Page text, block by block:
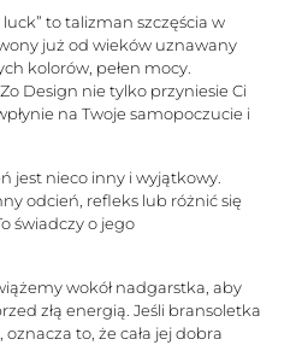
to talizman szczęścia w
już od wieków uznawany
kolorów, pełen mocy.
Design nie tylko przyniesie Ci
na Twoje samopoczucie i
jest nieco inny i wyjątkowy.
odcień, refleks lub różnić się
świadczy o jego
wokół nadgarstka, aby
złą energią. Jeśli bransoletka
to, że cała jej dobra